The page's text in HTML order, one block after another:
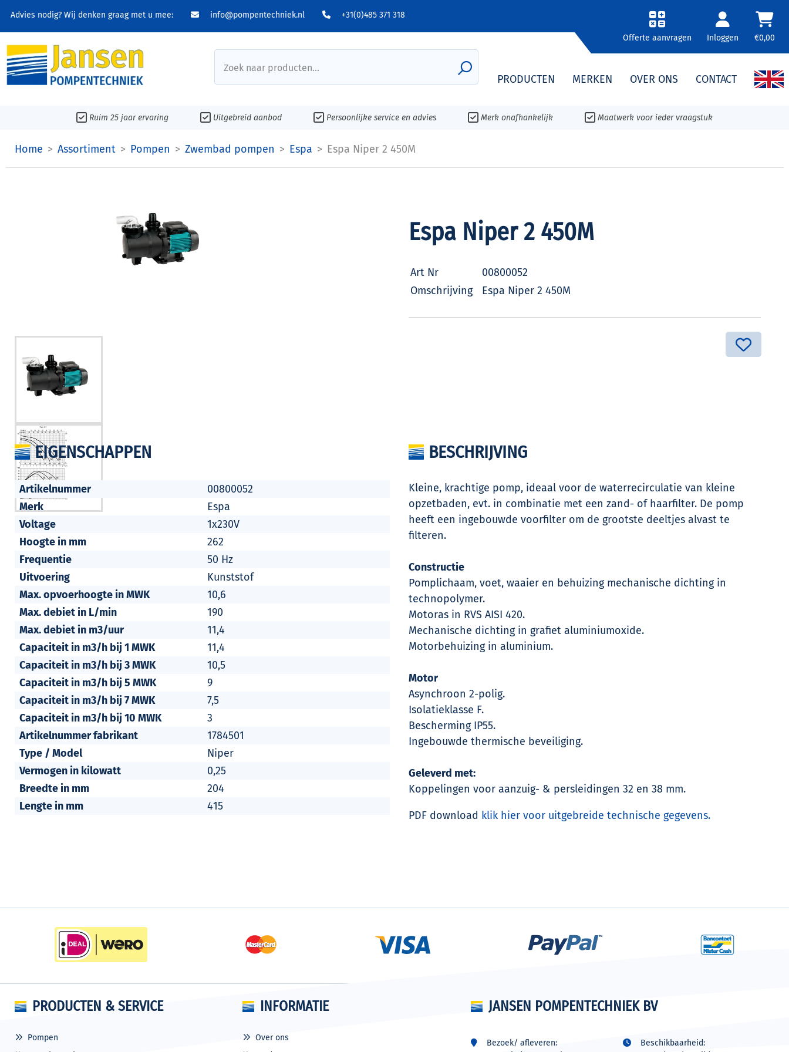
Zoek naar producten...
Advies nodig? Wij denken graag met u mee: info@pompentechniek.nl +31(0)485 371 318
Offerte aanvragen Inloggen €0,00
PRODUCTEN MERKEN OVER ONS CONTACT
Ruim 25 jaar ervaring Uitgebreid aanbod Persoonlijke service en advies Merk onafhankelijk Maatwerk voor ieder vraagstuk
Home Assortiment Pompen Zwembad pompen Espa Espa Niper 2 450M
Espa Niper 2 450M
Art Nr
00800052
Omschrijving
Espa Niper 2 450M
EIGENSCHAPPEN
Artikelnummer
00800052
Merk
Espa
Voltage
1x230V
Hoogte in mm
262
Frequentie
50 Hz
Uitvoering
Kunststof
Max. opvoerhoogte in MWK
10,6
Max. debiet in L/min
190
Max. debiet in m3/uur
11,4
Capaciteit in m3/h bij 1 MWK
11,4
Capaciteit in m3/h bij 3 MWK
10,5
Capaciteit in m3/h bij 5 MWK
9
Capaciteit in m3/h bij 7 MWK
7,5
Capaciteit in m3/h bij 10 MWK
3
Artikelnummer fabrikant
1784501
Type / Model
Niper
Vermogen in kilowatt
0,25
Breedte in mm
204
Lengte in mm
415
BESCHRIJVING
Kleine, krachtige pomp, ideaal voor de waterrecirculatie van kleine
opzetbaden, evt. in combinatie met een zand- of haarfilter. De pomp
heeft een ingebouwde voorfilter om de grootste deeltjes alvast te
filteren.
Constructie
Pomplichaam, voet, waaier en behuizing mechanische dichting in
technopolymer.
Motoras in RVS AISI 420.
Mechanische dichting in grafiet aluminiumoxide.
Motorbehuizing in aluminium.
Motor
Asynchroon 2-polig.
Isolatieklasse F.
Bescherming IP55.
Ingebouwde thermische beveiliging.
Geleverd met:
Koppelingen voor aanzuig- & persleidingen 32 en 38 mm.
PDF download klik hier voor uitgebreide technische gegevens.
PRODUCTEN & SERVICE
Pompen
INFORMATIE
Over ons
JANSEN POMPENTECHNIEK BV
Bezoek/ afleveren:
Beschikbaarheid: